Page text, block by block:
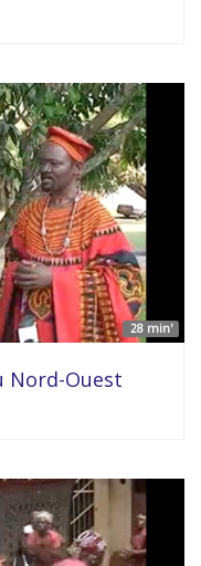
28 min'
Nord-Ouest